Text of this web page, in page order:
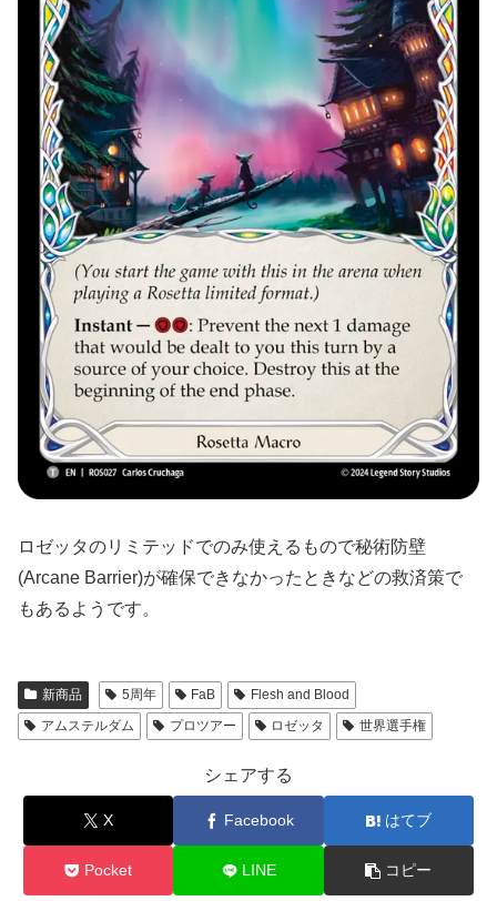
ロゼッタのリミテッドでのみ使えるもので秘術防壁
(Arcane Barrier)が確保できなかったときなどの救済策で
もあるようです。
新商品 5周年 FaB
Flesh and Blood
アムステルダム
プロツアー ロゼッタ 世界選手権
シェアする
X Facebook はてブ
Pocket LINE コピー